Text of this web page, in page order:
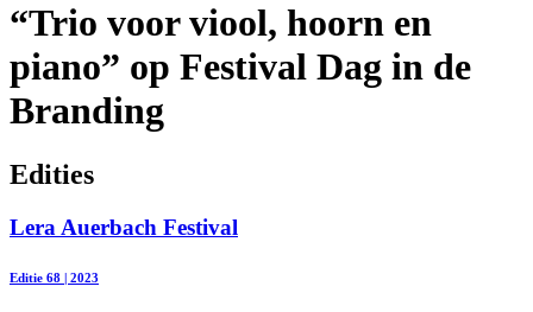
“Trio voor viool, hoorn en
piano” op Festival Dag in de
Branding
Edities
Lera Auerbach Festival
Editie 68 | 2023